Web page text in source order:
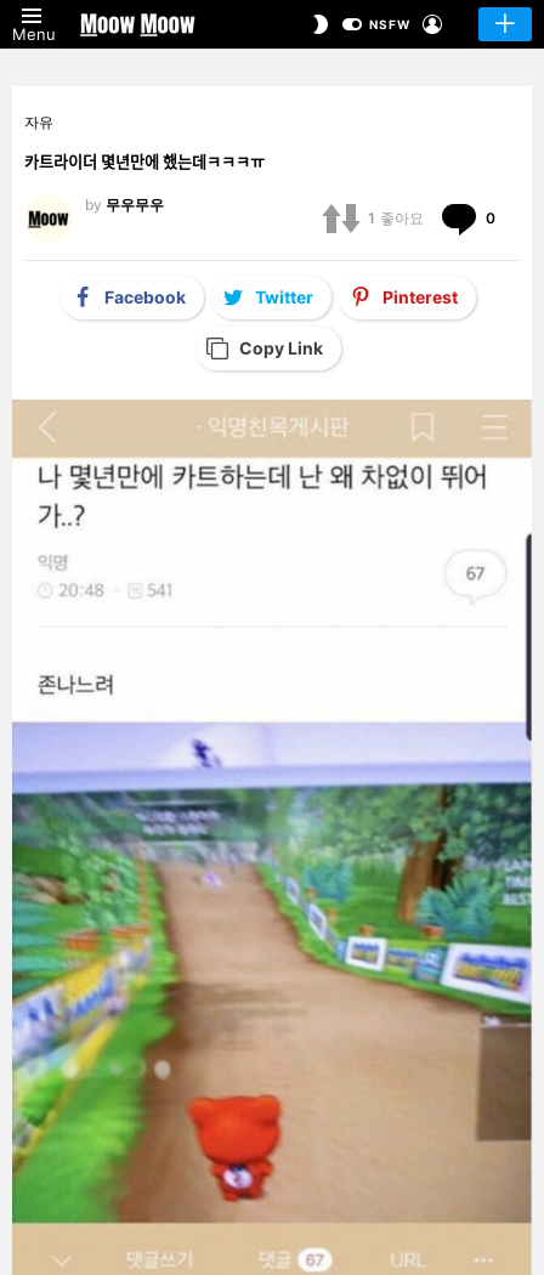
Menu
SWITCHNSFW
자유
카트라이더 몇년만에 했는데ㅋㅋㅋㅠ
by 무우무우
1 좋아요 0
Facebook Twitter Pinterest
Copy Link